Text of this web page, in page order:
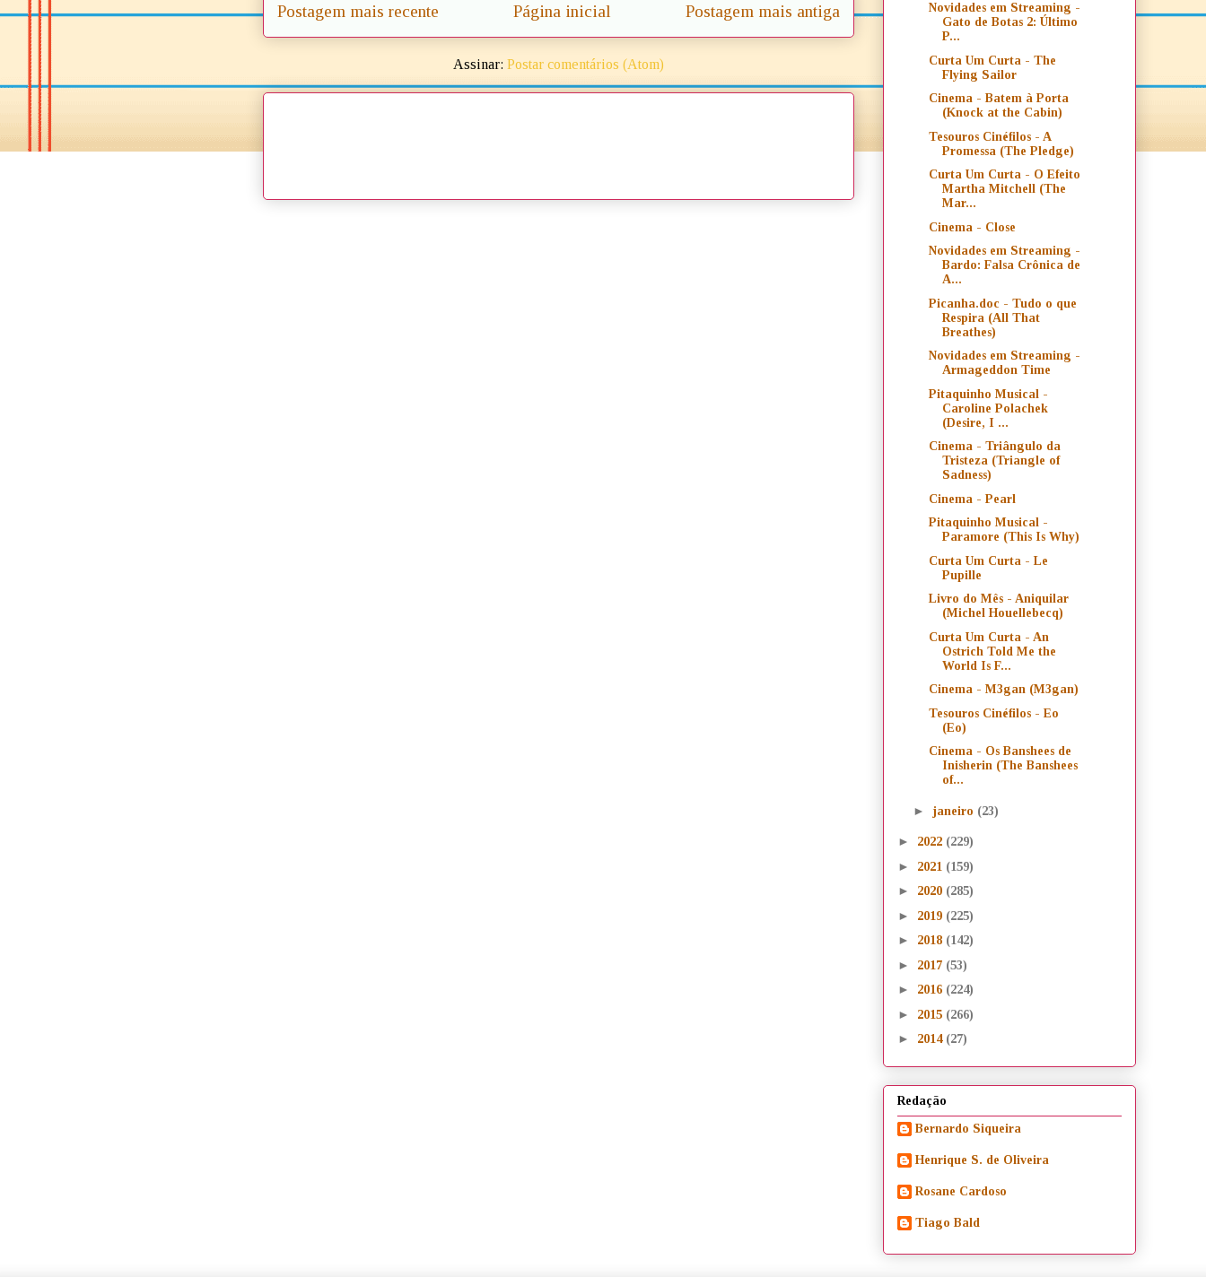
Postagem mais recente Postagem mais antiga
Página inicial
Assinar: Postar comentários (Atom)
Novidades em Streaming -
Gato de Botas 2: Último
P...
Curta Um Curta - The
Flying Sailor
Cinema - Batem à Porta
(Knock at the Cabin)
Tesouros Cinéfilos - A
Promessa (The Pledge)
Curta Um Curta - O Efeito
Martha Mitchell (The
Mar...
Cinema - Close
Novidades em Streaming -
Bardo: Falsa Crônica de
A...
Picanha.doc - Tudo o que
Respira (All That
Breathes)
Novidades em Streaming -
Armageddon Time
Pitaquinho Musical -
Caroline Polachek
(Desire, I ...
Cinema - Triângulo da
Tristeza (Triangle of
Sadness)
Cinema - Pearl
Pitaquinho Musical -
Paramore (This Is Why)
Curta Um Curta - Le
Pupille
Livro do Mês - Aniquilar
(Michel Houellebecq)
Curta Um Curta - An
Ostrich Told Me the
World Is F...
Cinema - M3gan (M3gan)
Tesouros Cinéfilos - Eo
(Eo)
Cinema - Os Banshees de
Inisherin (The Banshees
of...
► janeiro (23)
► 2022 (229)
► 2021 (159)
► 2020 (285)
► 2019 (225)
► 2018 (142)
► 2017 (53)
► 2016 (224)
► 2015 (266)
► 2014 (27)
Redação
Bernardo Siqueira
Henrique S. de Oliveira
Rosane Cardoso
Tiago Bald